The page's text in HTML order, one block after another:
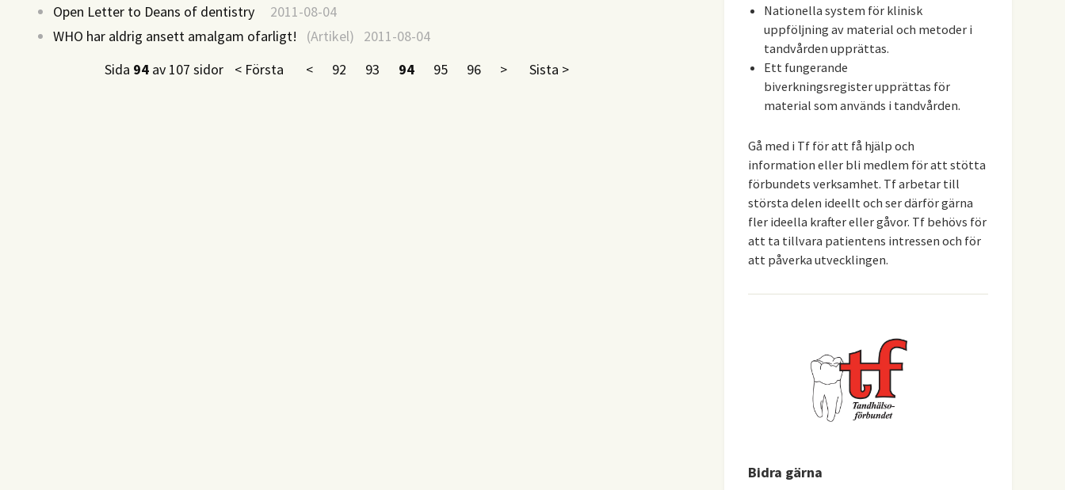
Open Letter to Deans of dentistry
2011-08-04
WHO har aldrig ansett amalgam ofarligt! (Artikel) 2011-08-04
Sida 94 av 107 sidor < Första < 92 93 94 95 96 > Sista >
Nationella system för klinisk
uppföljning av material och metoder i
tandvården upprättas.
Ett fungerande
biverkningsregister upprättas för
material som används i tandvården.
Gå med i Tf för att få hjälp och
information eller bli medlem för att stötta
förbundets verksamhet. Tf arbetar till
största delen ideellt och ser därför gärna
fler ideella krafter eller gåvor. Tf behövs för
att ta tillvara patientens intressen och för
att påverka utvecklingen.
Bidra gärna